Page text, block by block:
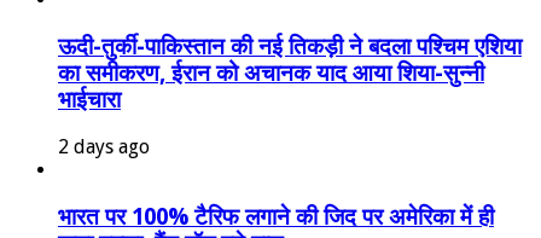
ऊदी-तुर्की-पाकिस्तान की नई तिकड़ी ने बदला पश्चिम एशिया
का समीकरण, ईरान को अचानक याद आया शिया-सुन्नी
भाईचारा
2 days ago
भारत पर 100% टैरिफ लगाने की जिद पर अमेरिका में ही